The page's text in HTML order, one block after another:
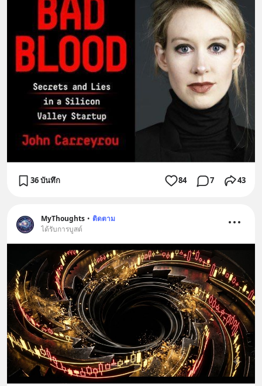
36 บันทึก 84 7 43
MyThoughts • ติดตาม
ได้รับการบูสต์